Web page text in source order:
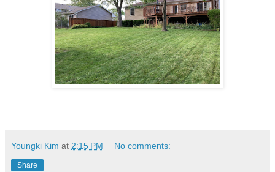
Youngki Kim at 2:15 PM No comments:
Share